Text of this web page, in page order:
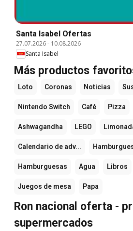
Santa Isabel Ofertas
27.07.2026- 10.08.2026
Santa Isabel
Más productos
Loto Coronas Noticias
Nintendo Switch Café Pizza
Ashwagandha LEGO
Calendario de adv...
Hamburguesas Agua Libros
Juegos de mesa Papa
Ron nacional oferta -
supermercados